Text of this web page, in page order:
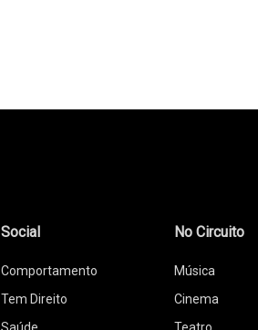
Social
Comportamento
Tem Direito
Saúde
No Circuito
Música
Cinema
Teatro